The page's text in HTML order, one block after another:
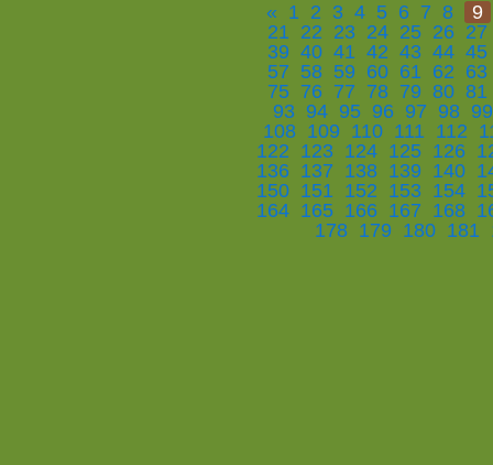
« 1 2 3 4 5 6 7 8
9
21 22 23 24 25 26 27
39 40 41 42 43 44 45
57 58 59 60 61 62 63
75 76 77 78 79 80 81
93 94 95 96 97 98 99
108 109 110 111 112
122 123 124 125 126
136 137 138 139 140
150 151 152 153 154
164 165 166 167 168
178 179 180 181